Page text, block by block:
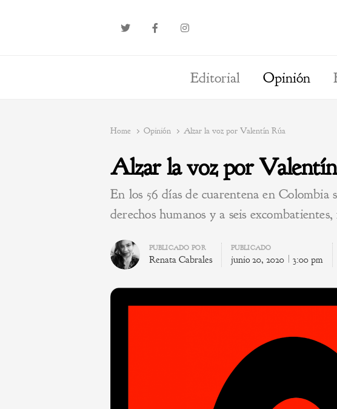
Editorial Opinión
Home Opinión Alzar la voz por Valentín Rúa
Alzar la voz por
En los 56 días de cuarentena en Colombia
derechos humanos y a seis
Author
PUBLICADO POR
Renata Cabrales
PUBLICADO
junio 20, 2020 3:00 pm